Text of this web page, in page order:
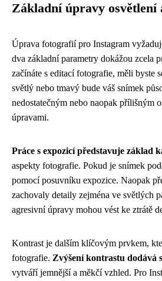
Základní úpravy osvětlení
Úprava fotografií pro Instagram
dva základní parametry dokážou zcela
začínáte s editací fotografie, měli byste
světlý nebo tmavý bude váš snímek
nedostatečným nebo naopak přílišným
úpravami.
Práce s expozicí představuje základ
aspekty fotografie. Pokud je snímek
pomocí posuvníku expozice. Naopak
zachovaly detaily zejména ve světlých
agresivní úpravy mohou vést ke ztrátě
Kontrast je dalším klíčovým prvkem,
fotografie. Zvýšení kontrastu dodává
vytváří jemnější a měkčí vzhled. Pro